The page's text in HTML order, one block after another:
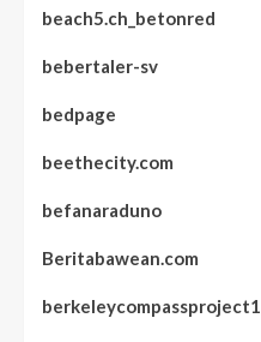
beach5.ch_betonred
bebertaler-sv
bedpage
beethecity.com
befanaraduno
Beritabawean.com
berkeleycompassproject1